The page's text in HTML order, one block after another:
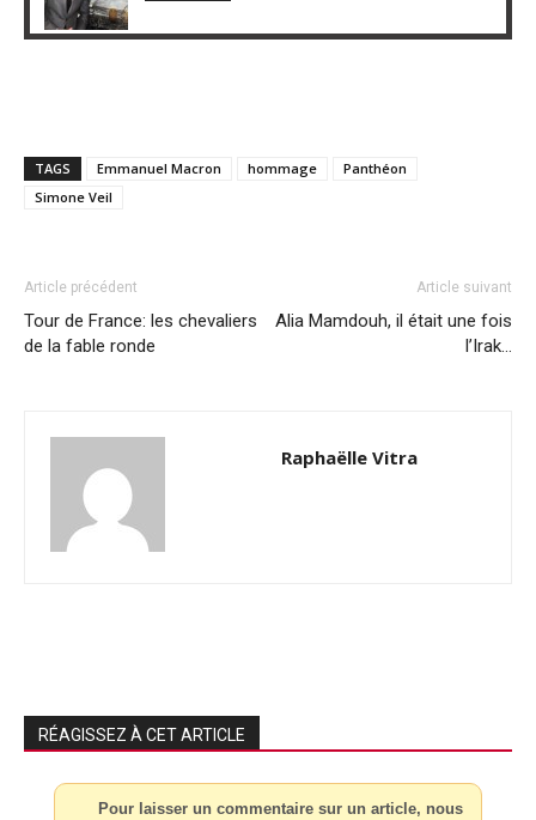
TAGS Emmanuel Macron hommage
Panthéon
Simone Veil
Article précédent
Tour de France: les chevaliers
de la fable ronde
Article suivant
Alia Mamdouh, il était une fois
l’Irak…
Raphaëlle Vitra
RÉAGISSEZ À CET ARTICLE
Pour laisser un commentaire sur un article, nous